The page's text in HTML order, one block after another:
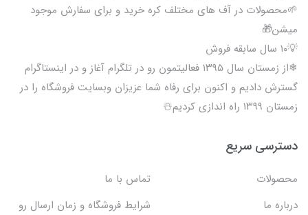
🌱محصولات در آف های مختلف کره خرید و برای سفارش موجود
میشن🎁
💡۱۰ سال سابقه فروش
❄از زمستان سال ۱۳۹۵ فعالیتمون رو در تلگرام آغاز و در اینستاگرام
گسترش دادیم و اکنون برای رفاه شما عزیزان وبسایت فروشگاه را در
زمستان ۱۳۹۹ راه اندازی کردیم☃️
دسترسی سریع
محصولات
تماس با ما
درباره ما
شرایط فروشگاه و زمان ارسال رو